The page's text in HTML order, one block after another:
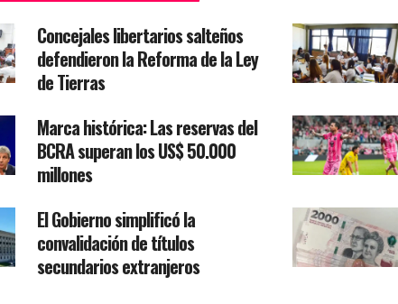
Concejales libertarios salteños
defendieron la Reforma de la Ley
de Tierras
Marca histórica: Las reservas del
BCRA superan los US$ 50.000
millones
El Gobierno simplificó la
convalidación de títulos
secundarios extranjeros